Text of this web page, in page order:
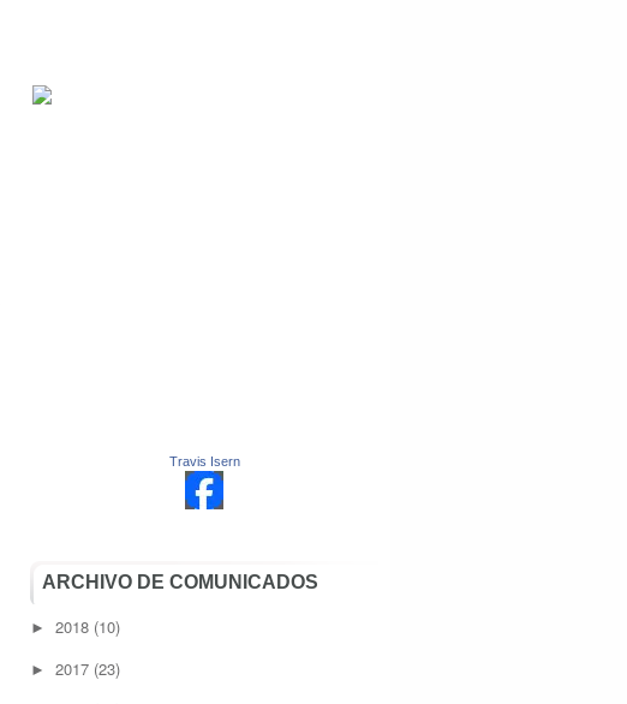
Travis Isern
ARCHIVO DE COMUNICADOS
► 2018 (10)
► 2017 (23)